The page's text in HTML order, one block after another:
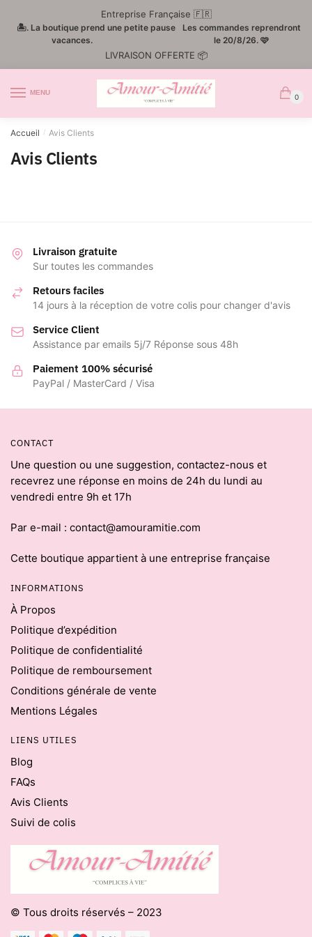
Entreprise Française 🇫🇷
🏝️. La boutique prend une petite pause
vacances.
Les commandes reprendront
le 20/8/26. 🩷
LIVRAISON OFFERTE 📦
MENU
0
Accueil / Avis Clients
Avis Clients
Livraison gratuite
Sur toutes les commandes
Retours faciles
14 jours à la réception de votre colis pour changer d'avis
Service Client
Assistance par emails 5j/7 Réponse sous 48h
Paiement 100% sécurisé
PayPal / MasterCard / Visa
CONTACT
Une question ou une suggestion, contactez-nous et
recevrez une réponse en moins de 24h du lundi au
vendredi entre 9h et 17h
Par e-mail : contact@amouramitie.com
Cette boutique appartient à une entreprise française
INFORMATIONS
À Propos
Politique d’expédition
Politique de confidentialité
Politique de remboursement
Conditions générale de vente
Mentions Légales
LIENS UTILES
Blog
FAQs
Avis Clients
Suivi de colis
© Tous droits réservés – 2023